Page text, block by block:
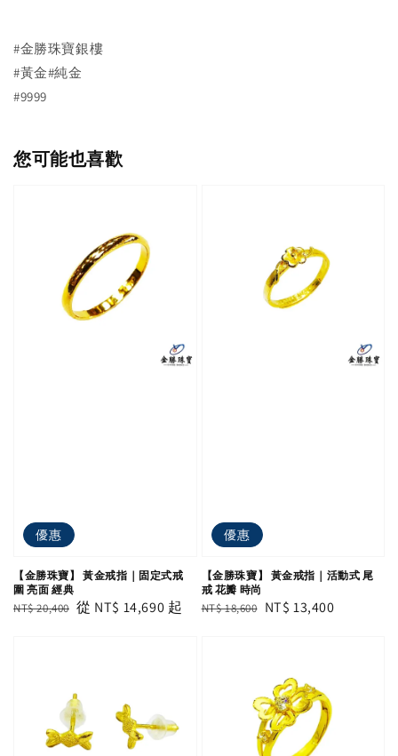
#金勝珠寶銀樓
#黃金#純金
#9999
您可能也喜歡
優惠
【金勝珠寶】 黃金戒指｜固定式戒
圍 亮面 經典
Regular
NT$ 20,400 Sale
從 NT$ 14,690 起
優惠
【金勝珠寶】 黃金戒指｜活動式 尾
戒 花瓣 時尚
Regular
NT$ 18,600 Sale
NT$ 13,400